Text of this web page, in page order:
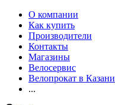
О компании
Как купить
Производители
Контакты
Магазины
Велосервис
Велопрокат в Казани
...